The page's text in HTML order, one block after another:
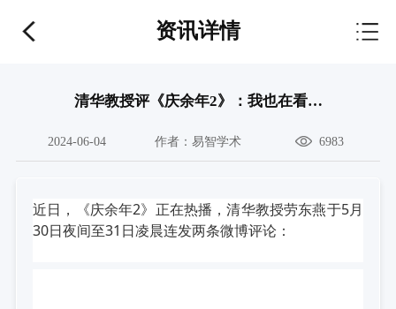
资讯详情
清华教授评《庆余年2》：我也在看…
2024-06-04 作者： 易智学术 6983
近日， 《庆余年2》正在热播，清华教授劳东燕于5月
30日夜间至31日凌晨连发两条微博评论：